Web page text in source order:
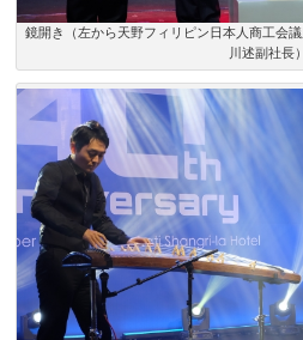
鏡開き（左から天野フィリピン日本人商工会
川述副社長）